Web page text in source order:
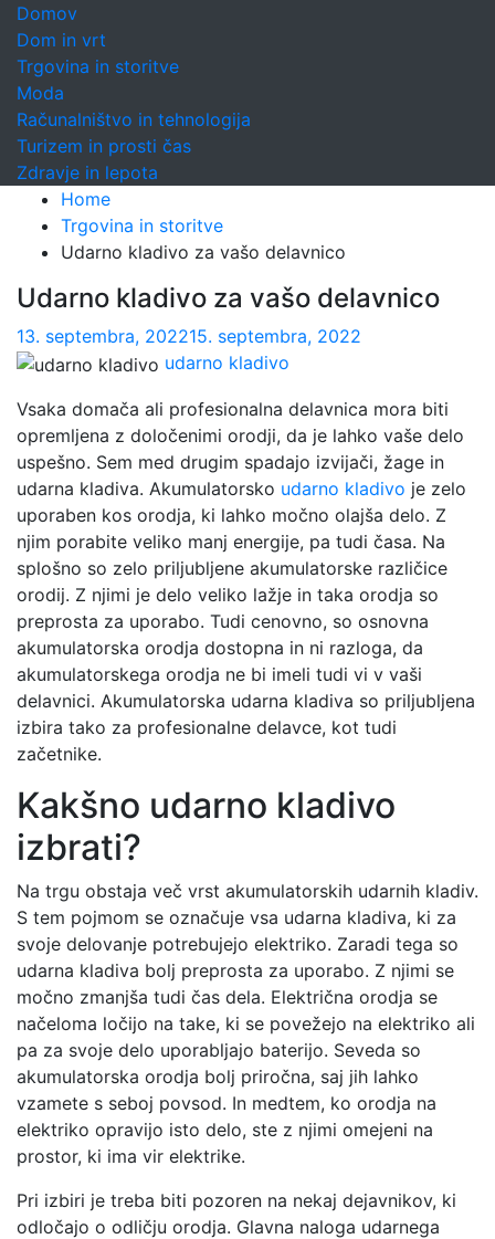
Domov
Dom in vrt
Trgovina in storitve
Moda
Računalništvo in tehnologija
Turizem in prosti čas
Zdravje in lepota
Home
Trgovina in storitve
Udarno kladivo za vašo delavnico
Udarno kladivo za vašo delavnico
13. septembra, 202215. septembra, 2022
udarno kladivo
Vsaka domača ali profesionalna delavnica mora biti
opremljena z določenimi orodji, da je lahko vaše delo
uspešno. Sem med drugim spadajo izvijači, žage in
udarna kladiva. Akumulatorsko udarno kladivo je zelo
uporaben kos orodja, ki lahko močno olajša delo. Z
njim porabite veliko manj energije, pa tudi časa. Na
splošno so zelo priljubljene akumulatorske različice
orodij. Z njimi je delo veliko lažje in taka orodja so
preprosta za uporabo. Tudi cenovno, so osnovna
akumulatorska orodja dostopna in ni razloga, da
akumulatorskega orodja ne bi imeli tudi vi v vaši
delavnici. Akumulatorska udarna kladiva so priljubljena
izbira tako za profesionalne delavce, kot tudi
začetnike.
Kakšno udarno kladivo
izbrati?
Na trgu obstaja več vrst akumulatorskih udarnih kladiv.
S tem pojmom se označuje vsa udarna kladiva, ki za
svoje delovanje potrebujejo elektriko. Zaradi tega so
udarna kladiva bolj preprosta za uporabo. Z njimi se
močno zmanjša tudi čas dela. Električna orodja se
načeloma ločijo na take, ki se povežejo na elektriko ali
pa za svoje delo uporabljajo baterijo. Seveda so
akumulatorska orodja bolj priročna, saj jih lahko
vzamete s seboj povsod. In medtem, ko orodja na
elektriko opravijo isto delo, ste z njimi omejeni na
prostor, ki ima vir elektrike.
Pri izbiri je treba biti pozoren na nekaj dejavnikov, ki
odločajo o odličju orodja. Glavna naloga udarnega